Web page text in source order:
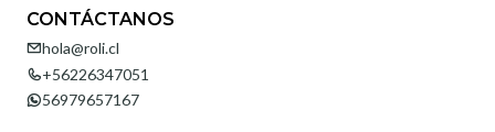
CONTÁCTANOS
hola@roli.cl
+56226347051
56979657167